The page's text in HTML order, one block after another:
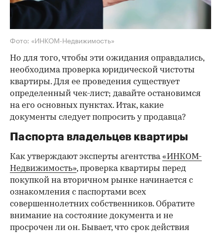
Фото: «ИНКОМ-Недвижимость»
Но для того, чтобы эти ожидания оправдались,
необходима проверка юридической чистоты
квартиры. Для ее проведения существует
определенный чек-лист; давайте остановимся
на его основных пунктах. Итак, какие
документы следует попросить у продавца?
Паспорта владельцев квартиры
Как утверждают эксперты агентства«ИНКОМ-
Недвижимость», проверка квартиры перед
покупкой на вторичном рынке начинается с
ознакомления с паспортами всех
совершеннолетних собственников. Обратите
внимание на состояние документа и не
просрочен ли он. Бывает, что срок действия